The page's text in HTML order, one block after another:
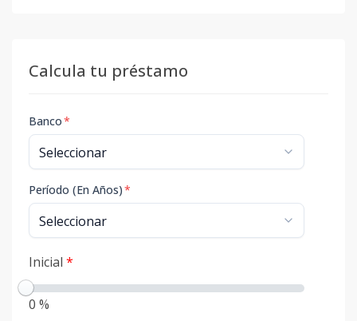
Calcula tu préstamo
Banco*
Período (En Años)*
Inicial *
0 %